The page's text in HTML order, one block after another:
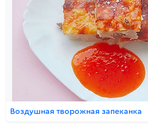
Воздушная творожная запеканка